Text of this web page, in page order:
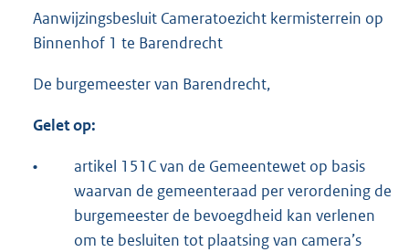
Aanwijzingsbesluit Cameratoezicht kermisterrein op
Binnenhof 1 te Barendrecht
De burgemeester van Barendrecht,
Gelet op:
•
artikel 151C van de Gemeentewet op basis
waarvan de gemeenteraad per verordening de
burgemeester de bevoegdheid kan verlenen
om te besluiten tot plaatsing van camera’s